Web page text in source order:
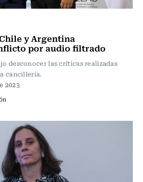
y Argentina
por audio filtrado
desconocer las críticas realizadas
cancillería.
2023